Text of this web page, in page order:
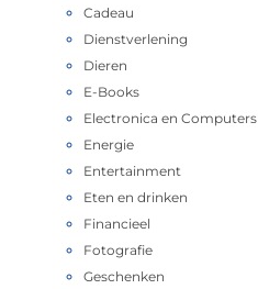
Cadeau
Dienstverlening
Dieren
E-Books
Electronica en Computers
Energie
Entertainment
Eten en drinken
Financieel
Fotografie
Geschenken